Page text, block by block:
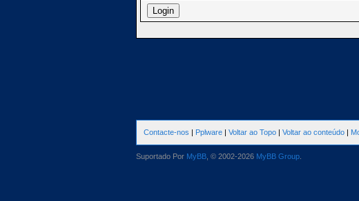
Contacte-nos | Pplware | Voltar ao Topo | Voltar ao conteúdo |
Suportado Por MyBB , © 2002-2026 MyBB Group